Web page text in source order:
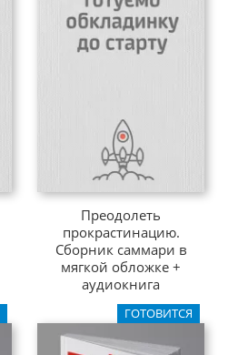
Преодолеть
прокрастинацию.
Сборник саммари в
мягкой обложке +
аудиокнига
ГОТОВИТСЯ